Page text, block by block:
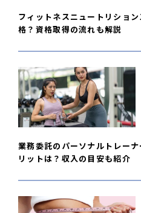
フィットネスニュートリショ
格？資格取得の流れも解説
業務委託のパーソナルトレー
リットは？収入の目安も紹介